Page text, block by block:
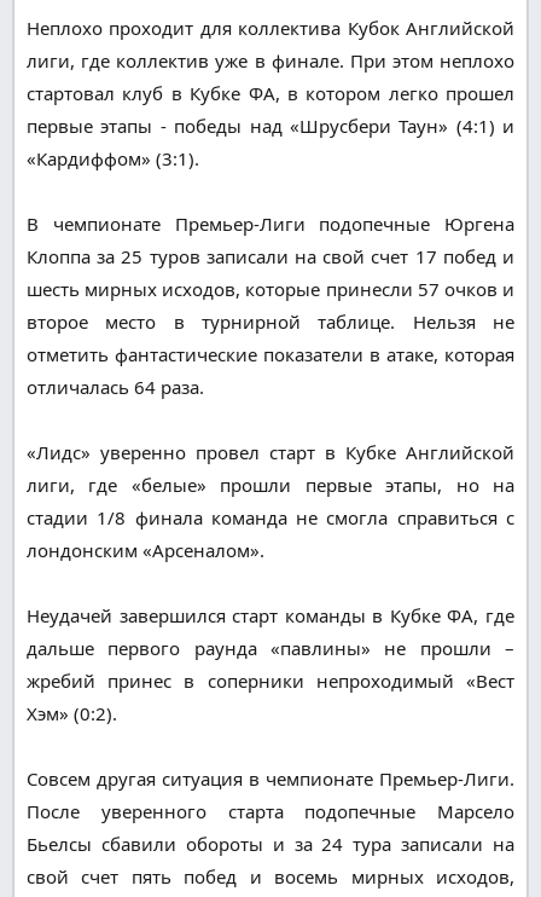
Неплохо проходит для коллектива Кубок Английской
лиги, где коллектив уже в финале. При этом неплохо
стартовал клуб в Кубке ФА, в котором легко прошел
первые этапы - победы над «Шрусбери Таун» (4:1) и
«Кардиффом» (3:1).
В чемпионате Премьер-Лиги подопечные Юргена
Клоппа за 25 туров записали на свой счет 17 побед и
шесть мирных исходов, которые принесли 57 очков и
второе место в турнирной таблице. Нельзя не
отметить фантастические показатели в атаке, которая
отличалась 64 раза.
«Лидс» уверенно провел старт в Кубке Английской
лиги, где «белые» прошли первые этапы, но на
стадии 1/8 финала команда не смогла справиться с
лондонским «Арсеналом».
Неудачей завершился старт команды в Кубке ФА, где
дальше первого раунда «павлины» не прошли –
жребий принес в соперники непроходимый «Вест
Хэм» (0:2).
Совсем другая ситуация в чемпионате Премьер-Лиги.
После уверенного старта подопечные Марсело
Бьелсы сбавили обороты и за 24 тура записали на
свой счет пять побед и восемь мирных исходов,